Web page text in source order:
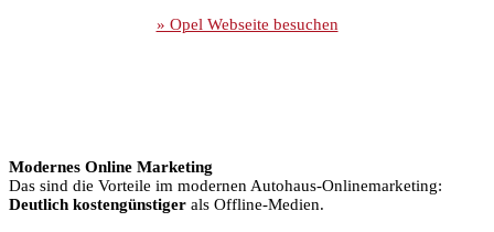
» Opel Webseite besuchen
Modernes Online Marketing
Das sind die Vorteile im modernen Autohaus-Onlinemarketing:
Deutlich kostengünstiger als Offline-Medien.